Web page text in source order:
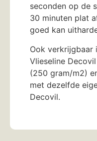
seconden op de
30 minuten plat
goed kan
Ook verkrijgbaar
Vlieseline
(250 gram/m2)
met dezelfde
Decovil.